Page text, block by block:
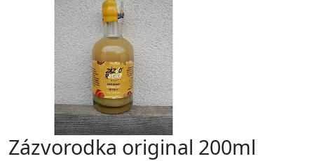
Zázvorodka original 200ml